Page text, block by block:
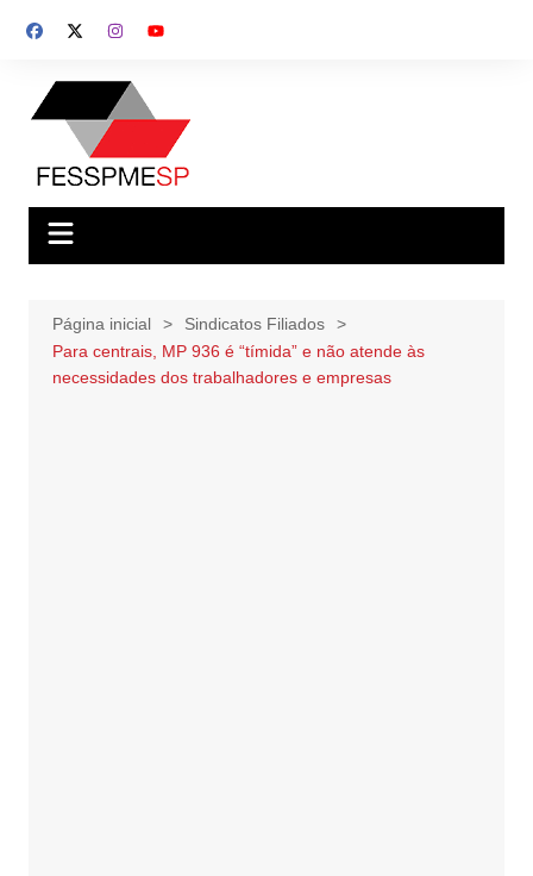
para
conteúdo
Página inicial
Sindicatos Filiados
Para centrais, MP 936 é “tímida” e não atende às
necessidades dos trabalhadores e empresas